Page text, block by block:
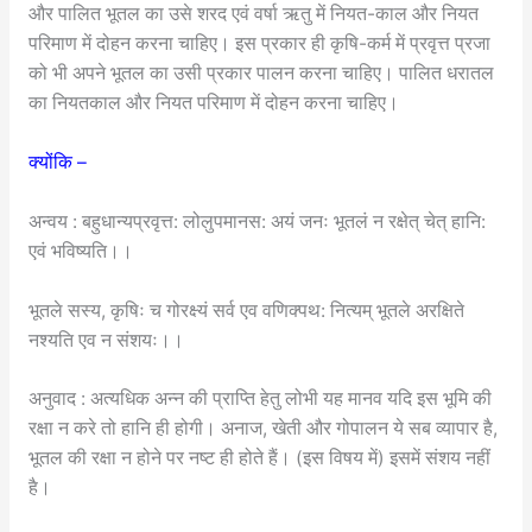
और पालित भूतल का उसे शरद एवं वर्षा ऋतु में नियत-काल और नियत
परिमाण में दोहन करना चाहिए। इस प्रकार ही कृषि-कर्म में प्रवृत्त प्रजा
को भी अपने भूतल का उसी प्रकार पालन करना चाहिए। पालित धरातल
का नियतकाल और नियत परिमाण में दोहन करना चाहिए।
क्योंकि –
अन्वय : बहुधान्यप्रवृत्त: लोलुपमानस: अयं जनः भूतलं न रक्षेत् चेत् हानि:
एवं भविष्यति।।
भूतले सस्य, कृषिः च गोरक्ष्यं सर्व एव वणिक्पथ: नित्यम् भूतले अरक्षिते
नश्यति एव न संशयः।।
अनुवाद : अत्यधिक अन्न की प्राप्ति हेतु लोभी यह मानव यदि इस भूमि की
रक्षा न करे तो हानि ही होगी। अनाज, खेती और गोपालन ये सब व्यापार है,
भूतल की रक्षा न होने पर नष्ट ही होते हैं। (इस विषय में) इसमें संशय नहीं
है।